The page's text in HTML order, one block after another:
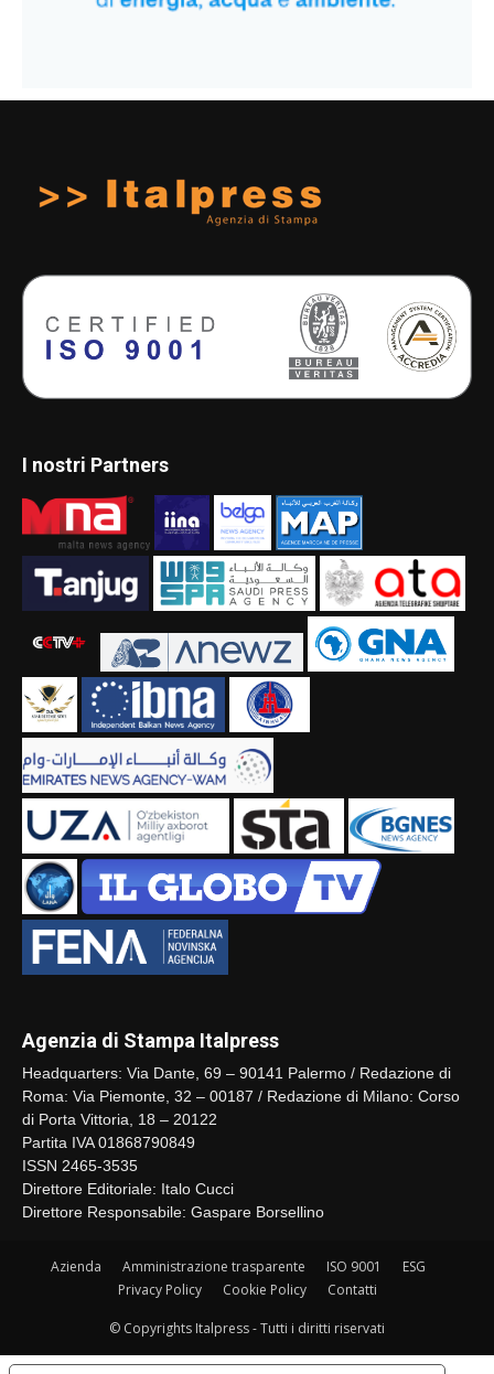
I nostri Partners
Agenzia di Stampa Italpress
Headquarters: Via Dante, 69 – 90141 Palermo / Redazione di
Roma: Via Piemonte, 32 – 00187 / Redazione di Milano: Corso
di Porta Vittoria, 18 – 20122
Partita IVA 01868790849
ISSN 2465-3535
Direttore Editoriale: Italo Cucci
Direttore Responsabile: Gaspare Borsellino
Azienda Amministrazione trasparente ISO 9001
ESG
Privacy Policy
Cookie Policy Contatti
© Copyrights Italpress - Tutti i diritti riservati